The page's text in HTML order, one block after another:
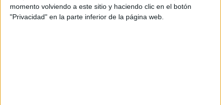
momento volviendo a este sitio y haciendo clic en el botón
"Privacidad" en la parte inferior de la página web.
Aceptolos Términos y Condicionesde uso*